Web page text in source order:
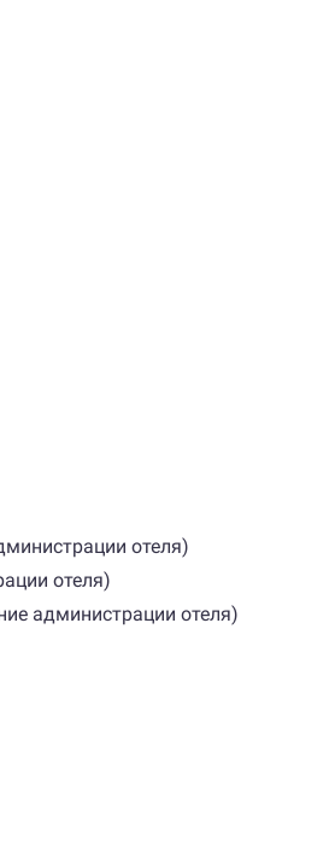
отеля)
отеля)
администрации отеля)